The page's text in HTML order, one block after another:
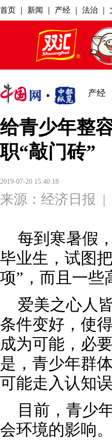
产经
给青少年整
职“敲门砖”
2019-07-20 15:40:18
来源： 经济日报 |
每到寒暑假
毕业生，试图
项”，而且一些
爱美之心人
条件变好，使
成为可能，必
是，青少年群
可能走入认知
目前，青少
会环境的影响